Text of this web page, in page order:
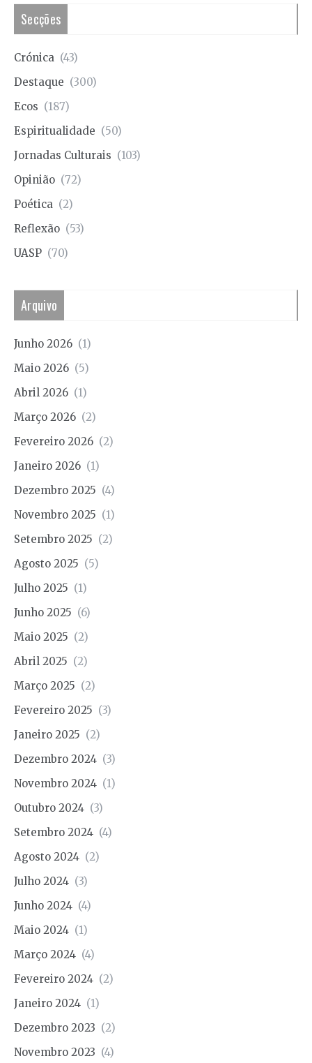
Secções
Crónica (43)
Destaque (300)
Ecos (187)
Espiritualidade (50)
Jornadas Culturais (103)
Opinião (72)
Poética (2)
Reflexão (53)
UASP (70)
Arquivo
Junho 2026 (1)
Maio 2026 (5)
Abril 2026 (1)
Março 2026 (2)
Fevereiro 2026 (2)
Janeiro 2026 (1)
Dezembro 2025 (4)
Novembro 2025 (1)
Setembro 2025 (2)
Agosto 2025 (5)
Julho 2025 (1)
Junho 2025 (6)
Maio 2025 (2)
Abril 2025 (2)
Março 2025 (2)
Fevereiro 2025 (3)
Janeiro 2025 (2)
Dezembro 2024 (3)
Novembro 2024 (1)
Outubro 2024 (3)
Setembro 2024 (4)
Agosto 2024 (2)
Julho 2024 (3)
Junho 2024 (4)
Maio 2024 (1)
Março 2024 (4)
Fevereiro 2024 (2)
Janeiro 2024 (1)
Dezembro 2023 (2)
Novembro 2023 (4)